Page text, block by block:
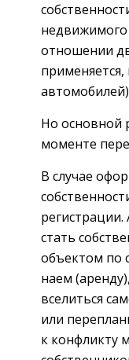
отношении
Но основной
моменте
В случае
стать
объектом по
наем
вселиться
или
к конфликту